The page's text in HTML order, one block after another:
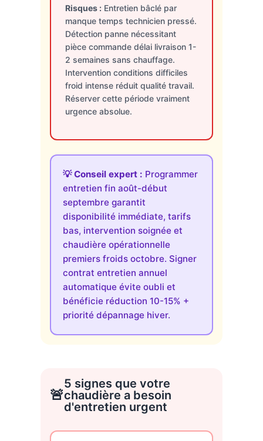
Risques :Entretien bâclé par
manque temps technicien pressé.
Détection panne nécessitant
pièce commande délai livraison 1-
2 semaines sans chauffage.
Intervention conditions difficiles
froid intense réduit qualité travail.
Réserver cette période vraiment
urgence absolue.
💡 Conseil expert : Programmer
entretien fin août-début
septembre garantit
disponibilité immédiate, tarifs
bas, intervention soignée et
chaudière opérationnelle
premiers froids octobre. Signer
contrat entretien annuel
automatique évite oubli et
bénéficie réduction 10-15% +
priorité dépannage hiver.
🚨
5 signes que votre
chaudière a besoin
d'entretien urgent